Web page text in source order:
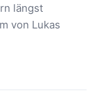
längst
von Lukas